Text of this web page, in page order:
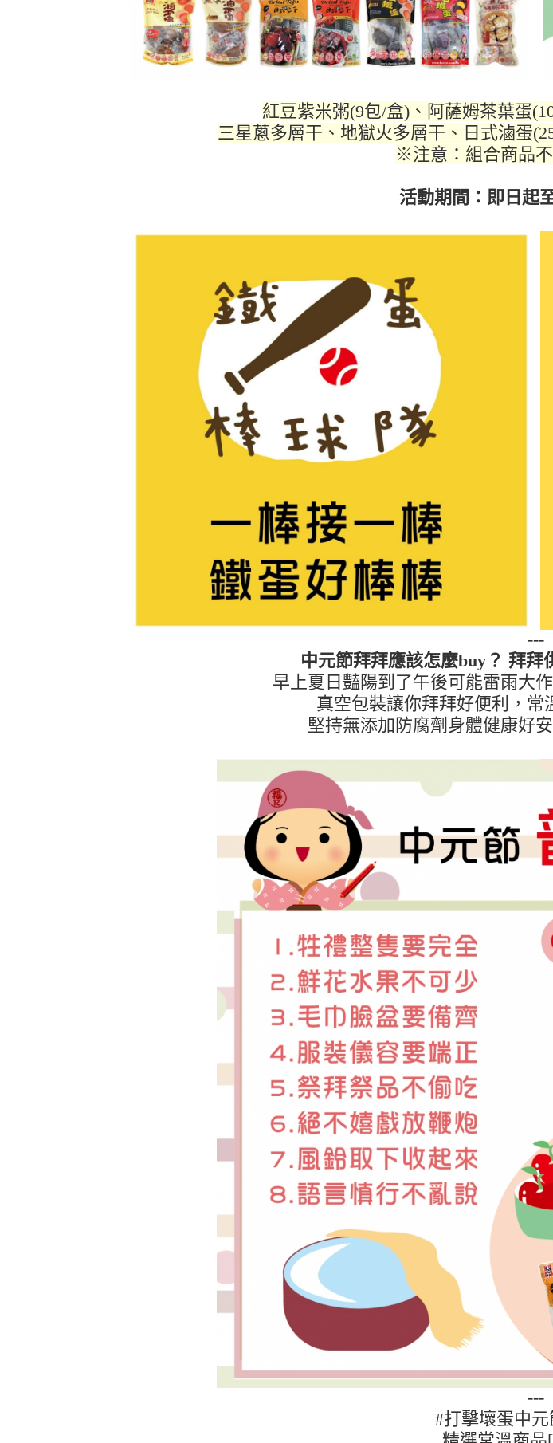
紅豆紫米粥(9包/盒)、阿薩姆茶葉蛋
三星蔥多層干、地獄火多層干、日式滷蛋
※注意：組合商品
活動期間：即日起
---
中元節拜拜應該怎麼buy？ 拜拜
早上夏日豔陽到了午後可能雷雨大
真空包裝讓你拜拜好便利，常
堅持無添加防腐劑身體健康好
---
#打擊壞蛋中